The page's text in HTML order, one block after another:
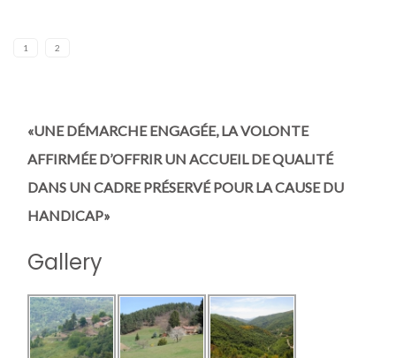
1 2
«UNE DÉMARCHE ENGAGÉE, LA VOLONTE
AFFIRMÉE D’OFFRIR UN ACCUEIL DE QUALITÉ
DANS UN CADRE PRÉSERVÉ POUR LA CAUSE DU
HANDICAP»
Gallery